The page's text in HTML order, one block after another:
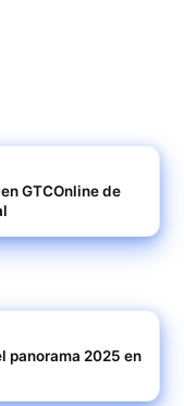
GTCOnline de
panorama 2025 en